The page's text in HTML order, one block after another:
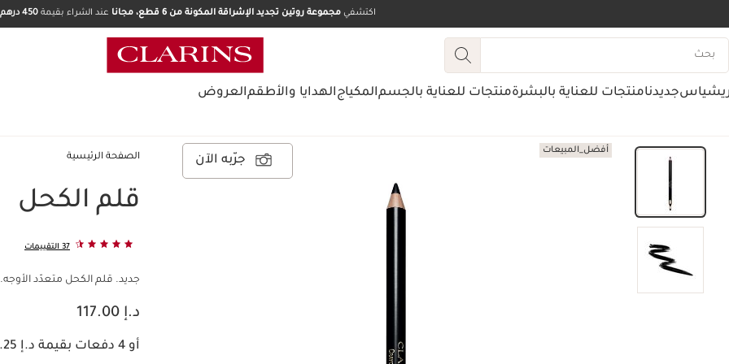
اكتشفي مجموعة روتين تجديد الإشراقة المكونة من 6 قطع، مجانا عند الشراء بقيمة 450 درهم.
جديدنامنتجات للعناية بالبشرةمنتجات للعناية بالجسمالمكياجالهدايا والأطقمالعروض
أفضل_المبيعات
جرّبه الآن الصفحة الرئيسية
قلم الكحل
37 التقييمات
جديد. قلم الكحل متعدّد الأوجه.
السعر الحالي هو د.إ 117.00
د.إ 117.00
أو 4 دفعات بقيمة د.إ 29.25 مع